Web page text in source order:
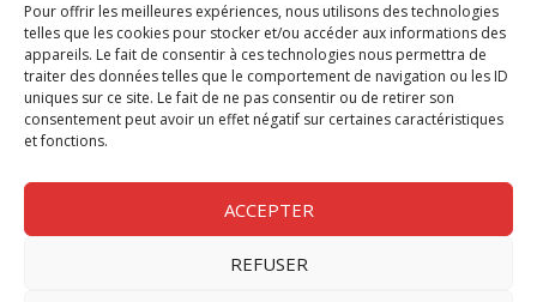
Pour offrir les meilleures expériences, nous utilisons des technologies
telles que les cookies pour stocker et/ou accéder aux informations des
appareils. Le fait de consentir à ces technologies nous permettra de
traiter des données telles que le comportement de navigation ou les ID
uniques sur ce site. Le fait de ne pas consentir ou de retirer son
consentement peut avoir un effet négatif sur certaines caractéristiques
et fonctions.
ACCEPTER
REFUSER
Chèque Compta
Chèque Emploi Spectacle
G-Pods
Profession Audio-visuel